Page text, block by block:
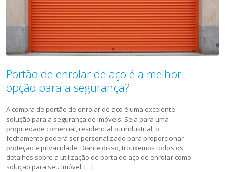
Portão de enrolar de aço é a melhor
opção para a segurança?
A compra de portão de enrolar de aço é uma excelente
solução para a segurança de imóveis. Seja para uma
propriedade comercial, residencial ou industrial, o
fechamento poderá ser personalizado para proporcionar
proteção e privacidade. Diante disso, trouxemos todos os
detalhes sobre a utilização de porta de aço de enrolar como
solução para seu imóvel. […]